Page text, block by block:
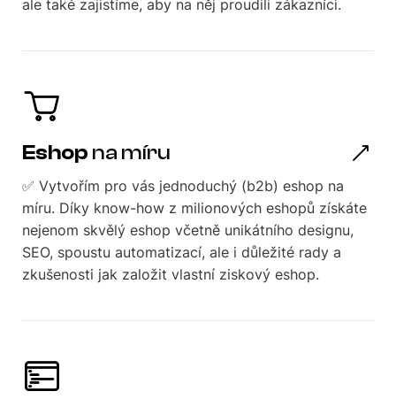
ale také zajistíme, aby na něj proudili zákazníci.
Eshop na míru
✅ Vytvořím pro vás jednoduchý (b2b) eshop na
míru. Díky know-how z milionových eshopů získáte
nejenom skvělý eshop včetně unikátního designu,
SEO, spoustu automatizací, ale i důležité rady a
zkušenosti jak založit vlastní ziskový eshop.